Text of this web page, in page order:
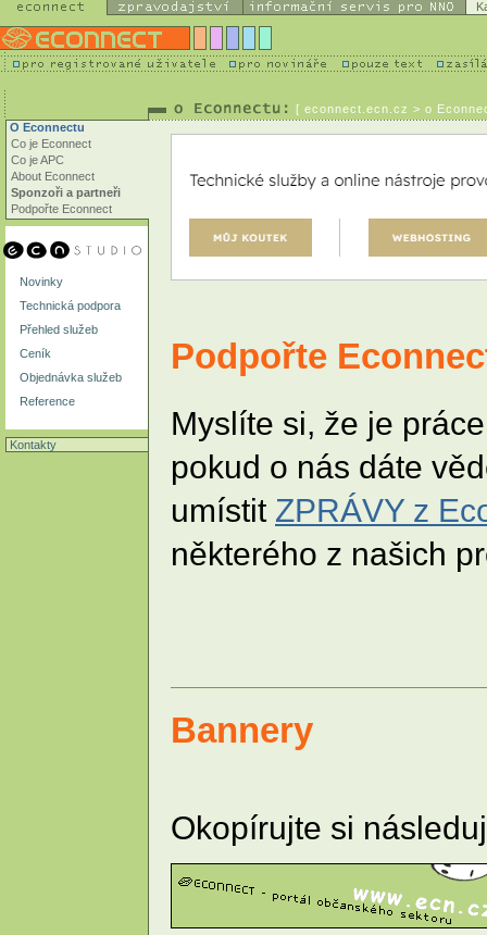
[ econnect.ecn.cz > o
O Econnectu
Co je Econnect
Co je APC
About Econnect
Sponzoři a partneři
Podpořte Econnect
Novinky
Technická podpora
Přehled služeb
Ceník
Objednávka služeb
Reference
Kontakty
Podpořte
Myslíte si, že je
pokud o nás dáte
umístit ZPRÁVY z
některého z našich
Bannery
Okopírujte si